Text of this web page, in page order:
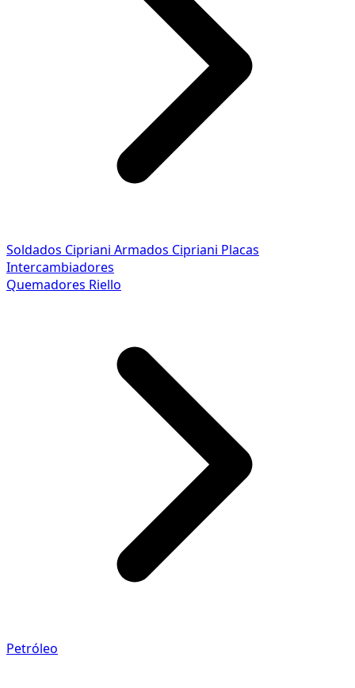
Soldados Cipriani Armados Cipriani Placas
Intercambiadores
Quemadores Riello
Petróleo